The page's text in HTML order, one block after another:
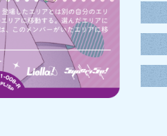
ー ラブライブ！